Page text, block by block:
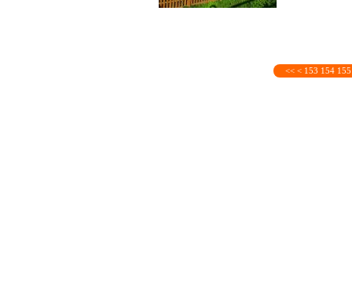
<< < 153 154 155